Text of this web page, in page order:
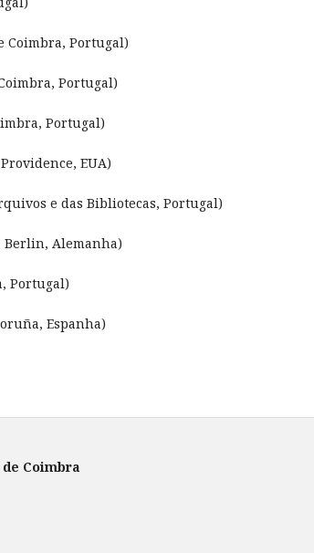
Coimbra, Portugal)
Portugal)
Portugal)
EUA)
e das Bibliotecas, Portugal)
Alemanha)
Portugal)
Espanha)
Coimbra